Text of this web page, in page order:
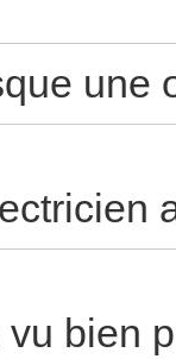
fils à
pied.